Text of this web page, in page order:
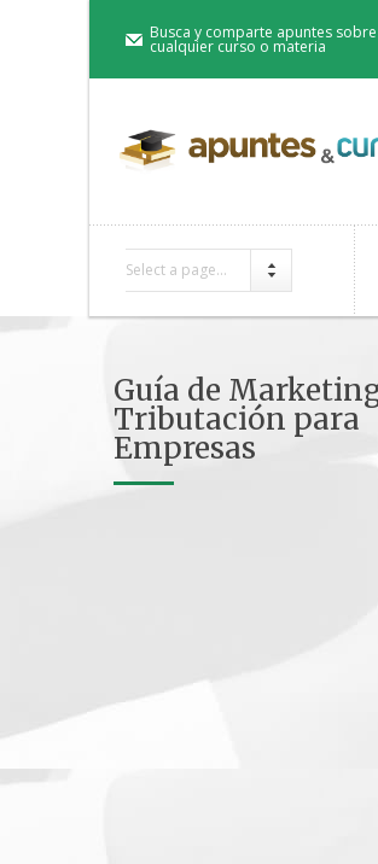
Busca y comparte apuntes sobre
cualquier curso o materia
Select a page...
Guía de
Tributación para
Empresas